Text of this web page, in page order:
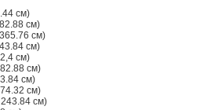
см)
см)
см)
см)
см)
см)
см)
см)
см)